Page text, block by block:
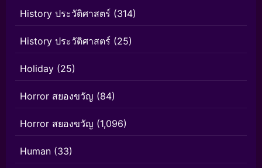
History ประวัติศาสตร์ (314)
History ประวัติศาสตร์ (25)
Holiday (25)
Horror สยองขวัญ (84)
Horror สยองขวัญ (1,096)
Human (33)